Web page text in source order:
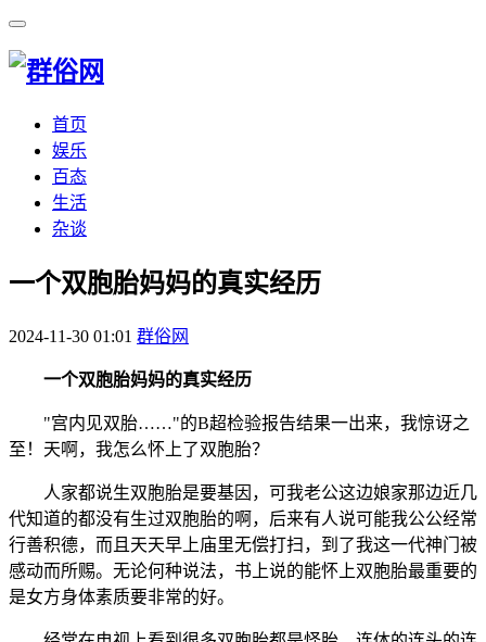
首页
娱乐
百态
生活
杂谈
​一个双胞胎妈妈的真实经历
2024-11-30 01:01 群俗网
一个双胞胎妈妈的真实经历
"宫内见双胎……"的B超检验报告结果一出来，我惊讶之
至！天啊，我怎么怀上了双胞胎？
人家都说生双胞胎是要基因，可我老公这边娘家那边近几
代知道的都没有生过双胞胎的啊，后来有人说可能我公公经常
行善积德，而且天天早上庙里无偿打扫，到了我这一代神门被
感动而所赐。无论何种说法，书上说的能怀上双胞胎最重要的
是女方身体素质要非常的好。